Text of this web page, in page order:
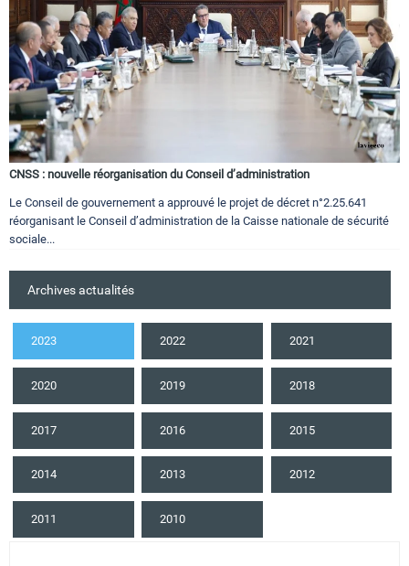
CNSS : nouvelle réorganisation du Conseil d’administration
Le Conseil de gouvernement a approuvé le projet de décret n°2.25.641
réorganisant le Conseil d’administration de la Caisse nationale de sécurité
sociale...
Archives actualités
2023 2022 2021
2020 2019 2018
2017 2016 2015
2014 2013 2012
2011 2010